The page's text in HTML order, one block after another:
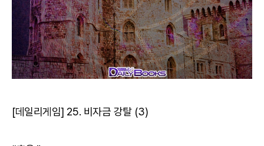
[데일리게임] 25. 비자금 강탈 (3)